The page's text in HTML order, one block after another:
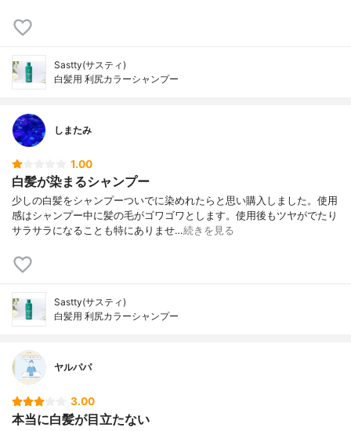
Sastty(サスティ)
白髪用 利尻カラーシャンプー
しまたみ
1.00
白髪が染まるシャンプー
少しの白髪をシャンプーついでに染めれたらと思い購入しました。使用
感はシャンプー中に髪の毛がゴワゴワとします。使用後もツヤがでたり
サラサラになることも特にありませ…続きを見る
Sastty(サスティ)
白髪用 利尻カラーシャンプー
ヤルパパ
3.00
本当に白髪が目立たない